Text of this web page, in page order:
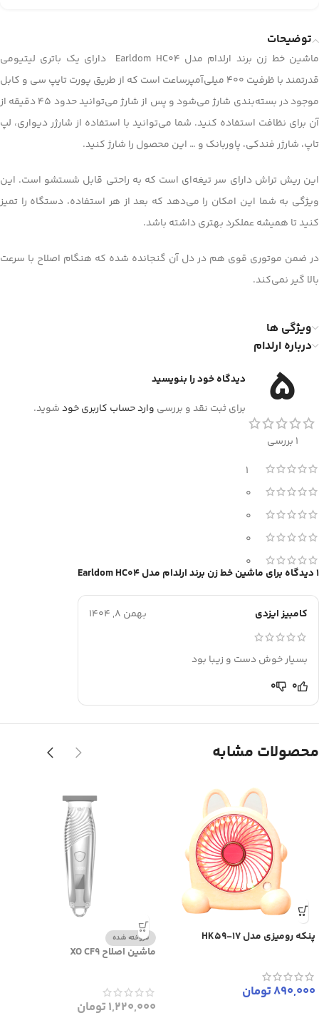
توضیحات
ماشین خط زن برند ارلدام مدل Earldom HC04 دارای یک باتری لیتیومی
قدرتمند با ظرفیت 400 میلی‌آمپر‌ساعت است که از طریق پورت تایپ سی و کابل
موجود در بسته‌بندی شارژ می‌شود و پس از شارژ می‌توانید حدود 45 دقیقه از
آن برای نظافت استفاده کنید. شما می‌توانید با استفاده از شارژر دیواری، لپ
تاپ، شارژر فندکی، پاوربانک و … این محصول را شارژ کنید.
این ریش تراش دارای سر تیغه‌ای است که به راحتی قابل شستشو است. این
ویژگی به شما این امکان را می‌دهد که بعد از هر استفاده، دستگاه را تمیز
کنید تا همیشه عملکرد بهتری داشته باشد.
در ضمن موتوری قوی هم در دل آن گنجانده شده که هنگام اصلاح با سرعت
بالا گیر نمی‌کند.
ویژگی ها
درباره ارلدام
5
1 بررسی
1
0
0
0
0
1 دیدگاه برای ماشین خط زن برند ارلدام مدل Earldom HC04
کامبیز ایزدی بهمن 8, 1404
بسیار خوش دست و زیبا بود
0
0
دیدگاه خود را بنویسید
برای ثبت نقد و بررسی وارد حساب کاربری خودشوید.
محصولات مشابه
پنکه رومیزی مدل HK59-17
890,000تومان
فروخته شده
ماشین اصلاح XO CF9
1,220,000تومان